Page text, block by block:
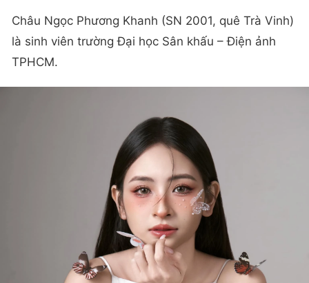
Châu Ngọc Phương Khanh (SN 2001, quê Trà Vinh)
là sinh viên trường Đại học Sân khấu – Điện ảnh
TPHCM.